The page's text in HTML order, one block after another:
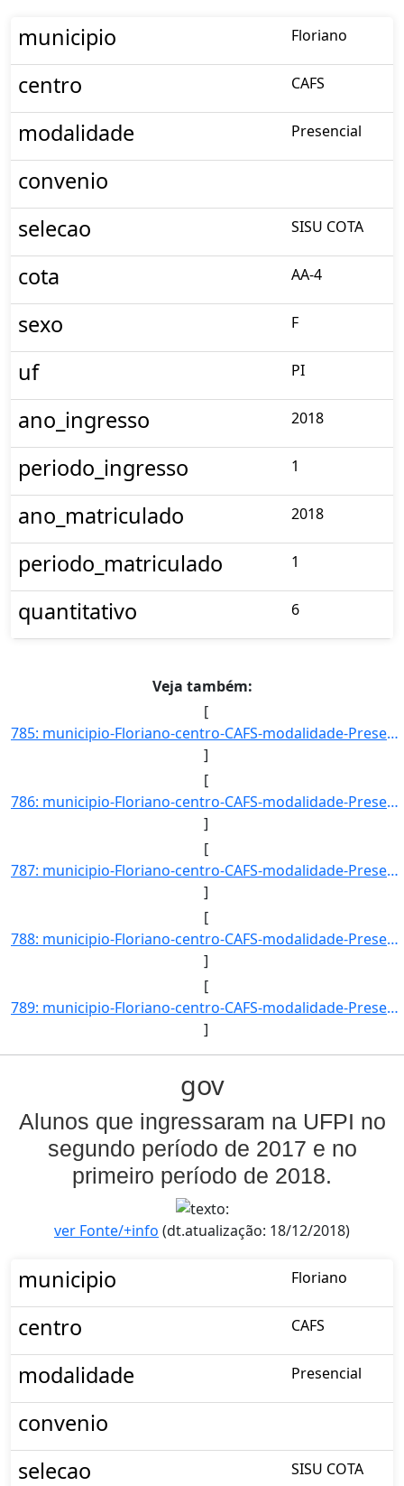
municipio Floriano
centro CAFS
modalidade Presencial
convenio
selecao
SISU COTA
cota AA-4
sexo F
uf PI
ano_ingresso 2018
periodo_ingresso 1
ano_matriculado 2018
periodo_matriculado 1
quantitativo 6
Veja também:
[
785: municipio-Floriano-centro-CAFS-modalidade-Presencial-convenio--selecao-SISU_COTA-cota-AA-4-sexo-M-uf]
]
[
786: municipio-Floriano-centro-CAFS-modalidade-Presencial-convenio--selecao-SISU-cota-AC-sexo-F-uf-PI-ano]
]
[
787: municipio-Floriano-centro-CAFS-modalidade-Presencial-convenio--selecao-SISU-cota-AC-sexo-M-uf-PI-ano]
]
[
788: municipio-Floriano-centro-CAFS-modalidade-Presencial-convenio--selecao-SISU-cota-AC-sexo-F-uf-SP-ano]
]
[
789: municipio-Floriano-centro-CAFS-modalidade-Presencial-convenio--selecao-SISU_COTA-cota-AA-1-sexo-M-uf]
]
gov
Alunos que ingressaram na UFPI no
segundo período de 2017 e no
primeiro período de 2018.
ver Fonte/+info (dt.atualização: 18/12/2018)
municipio Floriano
centro CAFS
modalidade Presencial
convenio
selecao
SISU COTA